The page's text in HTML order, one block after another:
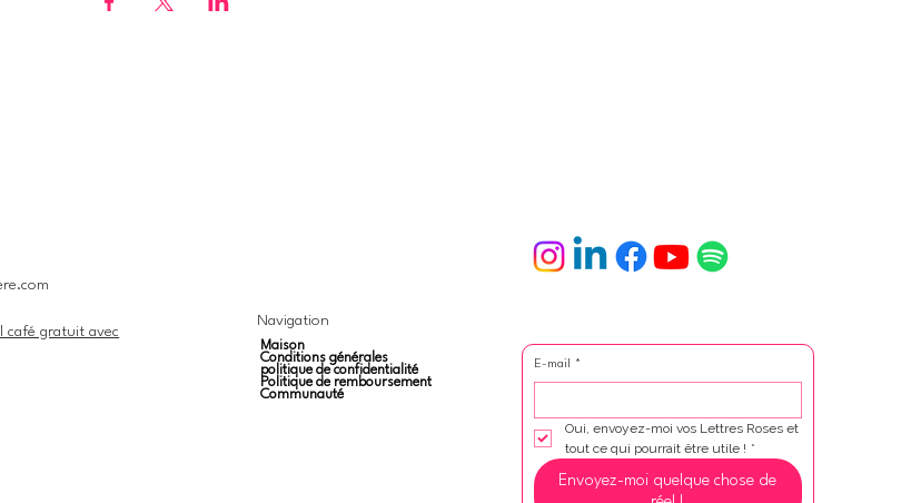
café gratuit avec
Navigation
Maison
Conditions générales
politique de confidentialité
Politique de remboursement
Communauté
E-mail *
Oui, envoyez-moi vos Lettres Roses et
tout ce qui pourrait être utile ! *
Envoyez-moi quelque chose de